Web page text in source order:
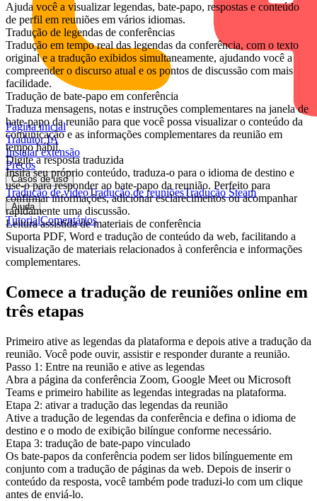
Página inicial
Tradutor IA
Instalar extensão
Preços
Casos de uso
Tradução de vídeoTradução de reuniõesTradução Steam
Ajuda
TutorialComentários
Ajuda você a visualizar legendas, bate-papo, respostas e conteúdo
de perfil em reuniões em vários idiomas.
Tradução de legendas de conferências
Tradução em tempo real das legendas da conferência, com o texto
original e a tradução exibidos simultaneamente, ajudando você a
compreender o discurso atual e os pontos de discussão com mais
facilidade.
Tradução de bate-papo em conferência
Traduza mensagens, notas e instruções complementares na janela de
bate-papo da reunião para que você possa visualizar o conteúdo da
comunicação e as informações complementares da reunião em
tempo hábil.
Digite a resposta traduzida
Insira seu próprio conteúdo, traduza-o para o idioma de destino e
use-o para responder ao bate-papo da reunião. Perfeito para
confirmar informações, adicionar esclarecimentos ou acompanhar
rapidamente uma discussão.
Leitura assistida de materiais de conferência
Suporta PDF, Word e tradução de conteúdo da web, facilitando a
visualização de materiais relacionados à conferência e informações
complementares.
Comece a tradução de reuniões online em
três etapas
Primeiro ative as legendas da plataforma e depois ative a tradução da
reunião. Você pode ouvir, assistir e responder durante a reunião.
Passo 1: Entre na reunião e ative as legendas
Abra a página da conferência Zoom, Google Meet ou Microsoft
Teams e primeiro habilite as legendas integradas na plataforma.
Etapa 2: ativar a tradução das legendas da reunião
Ative a tradução de legendas da conferência e defina o idioma de
destino e o modo de exibição bilíngue conforme necessário.
Etapa 3: tradução de bate-papo vinculado
Os bate-papos da conferência podem ser lidos bilínguemente em
conjunto com a tradução de páginas da web. Depois de inserir o
conteúdo da resposta, você também pode traduzi-lo com um clique
antes de enviá-lo.